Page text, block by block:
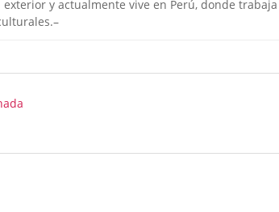
exterior y actualmente vive en Perú, donde